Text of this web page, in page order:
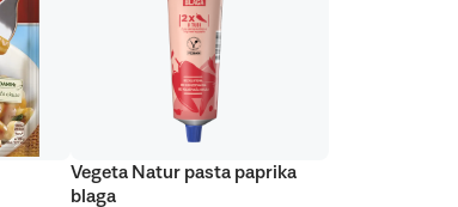
Vegeta Natur pasta paprika
blaga